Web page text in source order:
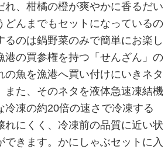
れ、柑橘の橙が爽やかに香るだい
どんまでもセットになっているの
るのは鍋野菜のみで簡単にお楽し
港の買参権を持つ「せんざん」の
の魚を漁港へ買い付けにいきネタ
また、そのネタを液体急速凍結機
冷凍の約20倍の速さで冷凍する
れにくく、冷凍前の品質に近い状
できます。かにしゃぶセットに入